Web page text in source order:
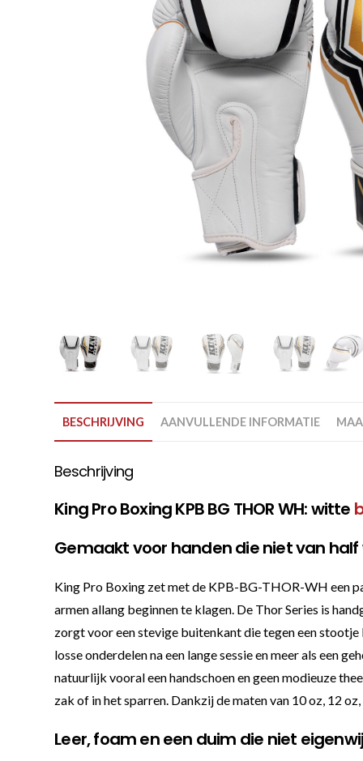
Brazilian Jiu jitsu
Voor
Bokszak
bokszak
Stoot-
BESCHRIJVING AANVULLENDE INFORMATIE
Beschrijving
King Pro Boxing KPB BG THOR WH: witte
Gemaakt voor handen die niet van
King Pro Boxing zet met de KPB-BG-THOR-WH een
armen allang beginnen te klagen. De Thor Series is
zorgt voor een stevige buitenkant die tegen een
losse onderdelen na een lange sessie en meer als een
natuurlijk vooral een handschoen en geen modieuze
zak of in het sparren. Dankzij de maten van 10 oz, 12
Leer, foam en een duim die niet